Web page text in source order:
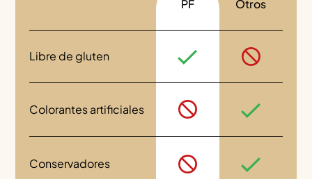
PF Otros
Libre de gluten
Colorantes artificiales
Conservadores